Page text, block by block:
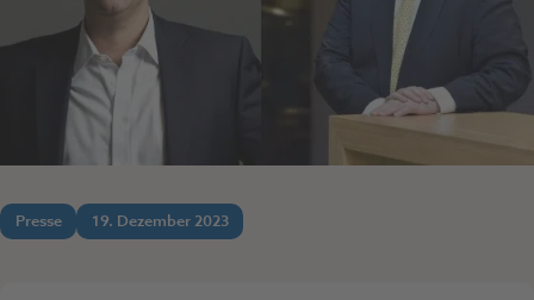
Presse 19. Dezember 2023